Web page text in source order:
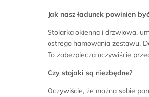
Jak nasz ładunek powinien
Stolarka okienna i drzwiowa,
ostrego hamowania zestawu.
To zabezpiecza oczywiście
Czy stojaki są niezbędne?
Oczywiście, że można sobie